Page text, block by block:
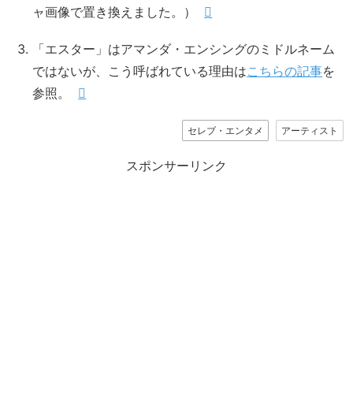
ャ画像で置き換えました。）
「エスター」はアマンダ・エンシングのミドルネーム
ではないが、こう呼ばれている理由はこちらの記事を
参照。
セレブ・エンタメ アーティスト
スポンサーリンク